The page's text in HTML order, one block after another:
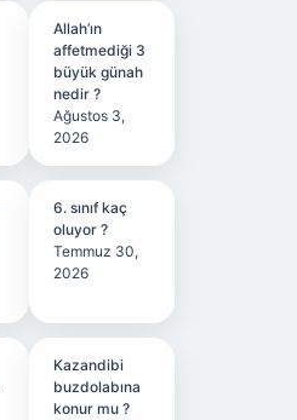
Allah’ın
affetmediği 3
büyük günah
nedir ?
Ağustos 3,
2026
6. sınıf kaç
oluyor ?
Temmuz 30,
2026
Kazandibi
buzdolabına
konur mu ?